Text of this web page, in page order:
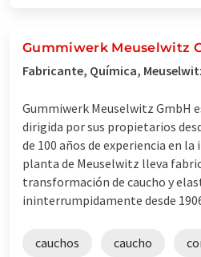
Gummiwerk Meuselwitz
Fabricante, Química,
Gummiwerk Meuselwitz GmbH
dirigida por sus propietarios
de 100 años de experiencia en
planta de Meuselwitz lleva
transformación de caucho y
ininterrumpidamente desde
cauchos caucho